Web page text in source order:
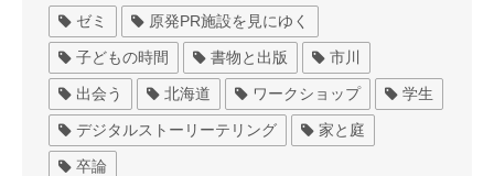
ゼミ 原発PR施設を見にゆく
子どもの時間 書物と出版 市川
出会う 北海道 ワークショップ 学生
デジタルストーリーテリング 家と庭
卒論